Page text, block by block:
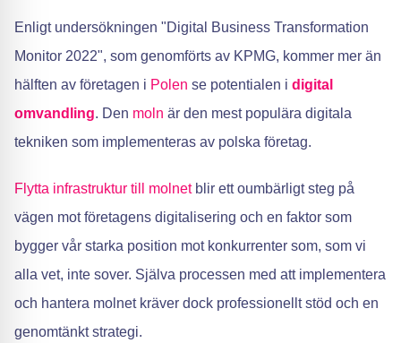
Enligt undersökningen "Digital Business Transformation
Monitor 2022", som genomförts av KPMG, kommer mer än
hälften av företagen i Polen se potentialen i digital
omvandling. Den moln är den mest populära digitala
tekniken som implementeras av polska företag.
Flytta infrastruktur till molnetblir ett oumbärligt steg på
vägen mot företagens digitalisering och en faktor som
bygger vår starka position mot konkurrenter som, som vi
alla vet, inte sover. Själva processen med att implementera
och hantera molnet kräver dock professionellt stöd och en
genomtänkt strategi.